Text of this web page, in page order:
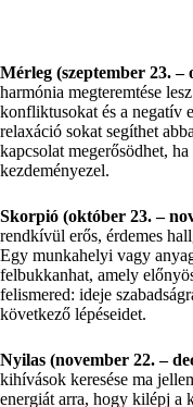
Mérleg (szeptember 23. –
harmónia megteremtése
konfliktusokat és a negatív
relaxáció sokat segíthet
kapcsolat megerősödhet,
kezdeményezel.
Skorpió (október 23. –
rendkívül erős, érdemes
Egy munkahelyi vagy
felbukkanhat, amely
felismered: ideje
következő lépéseidet.
Nyilas (november 22. –
kihívások keresése ma
energiát arra, hogy kilépj a